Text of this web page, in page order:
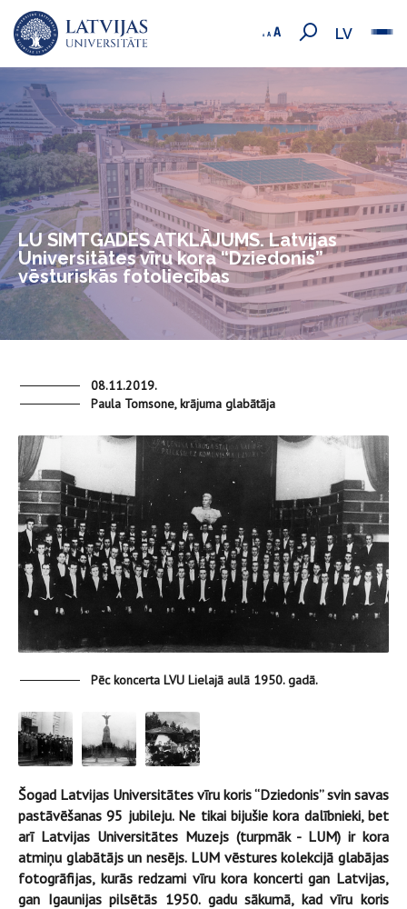
LV
LU SIMTGADES ATKLĀJUMS. Latvijas
Universitātes vīru kora “Dziedonis”
vēsturiskās fotoliecības
08.11.2019.
Paula Tomsone, krājuma glabātāja
Pēc koncerta LVU Lielajā aulā 1950. gadā.
Šogad Latvijas Universitātes vīru koris “Dziedonis” svin savas
pastāvēšanas 95 jubileju. Ne tikai bijušie kora dalībnieki, bet
arī Latvijas Universitātes Muzejs (turpmāk - LUM) ir kora
atmiņu glabātājs un nesējs. LUM vēstures kolekcijā glabājas
fotogrāfijas, kurās redzami vīru kora koncerti gan Latvijas,
gan Igaunijas pilsētās 1950. gadu sākumā, kad vīru koris